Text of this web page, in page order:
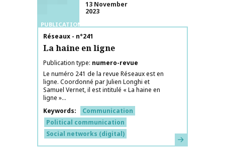
PUBLICATIONS
13 November
2023
Publication name
Réseaux - n°241
La haine en ligne
Publication type numero-revue
Le numéro 241 de la revue Réseaux est en
ligne. Coordonné par Julien Longhi et
Samuel Vernet, il est intitulé « La haine en
ligne »...
Keywords
Communication
Political communication
Social networks (digital)
Learn more